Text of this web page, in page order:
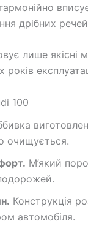
дрібних
лише якісні
років
100
очищується.
М’який
Конструкція
автомобіля.